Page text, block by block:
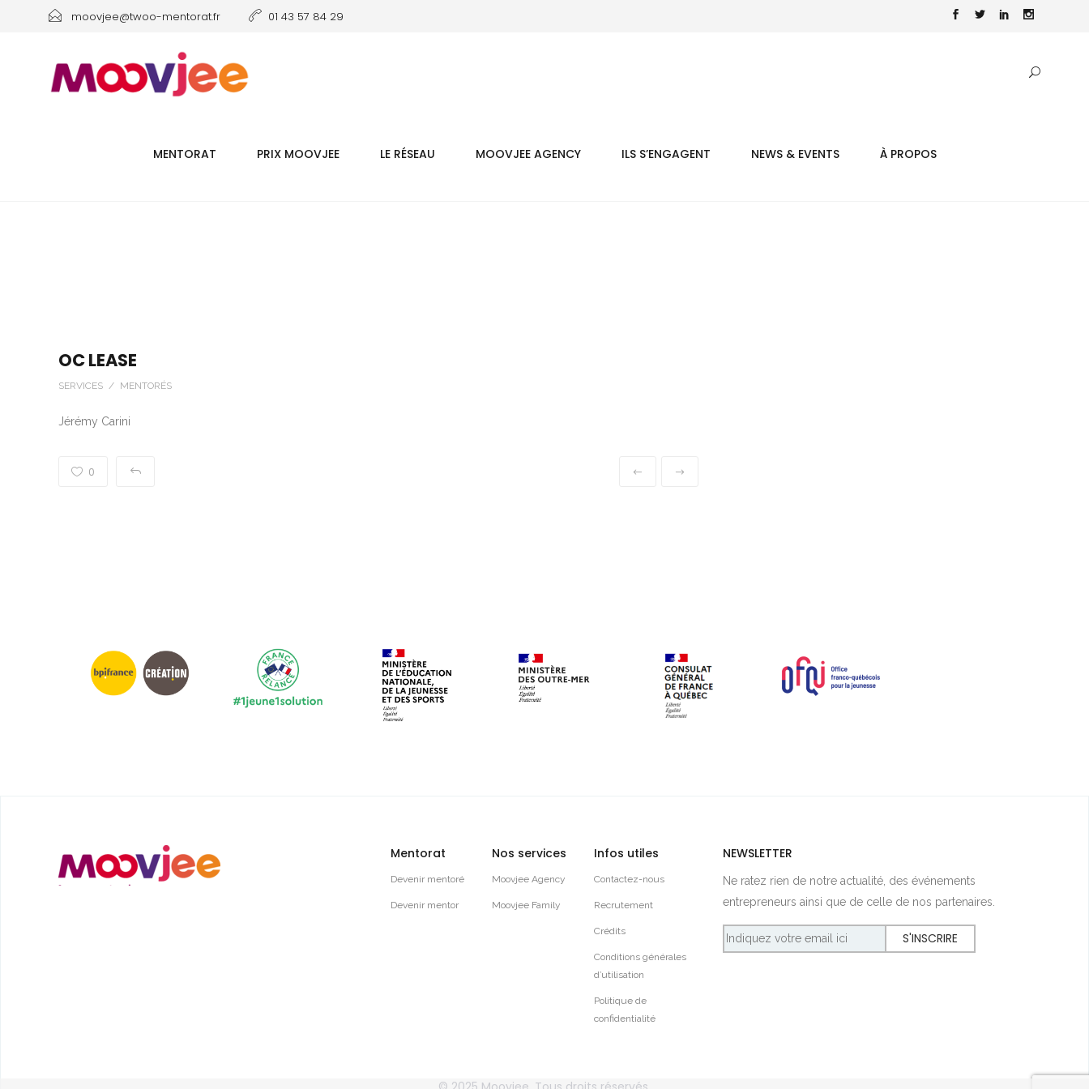
moovjee@twoo-mentorat.fr 01 43 57 84 29
MENTORAT PRIX MOOVJEE LE RÉSEAU MOOVJEE AGENCY ILS S’ENGAGENT NEWS & EVENTS À PROPOS
OC LEASE
SERVICES / MENTORÉS
Jérémy Carini
0
Mentorat
Devenir mentoré
Devenir mentor
Nos services
Moovjee Agency
Moovjee Family
Infos utiles
Contactez-nous
Recrutement
Crédits
Conditions générales
d’utilisation
Politique de
confidentialité
NEWSLETTER
Ne ratez rien de notre actualité, des événements
entrepreneurs ainsi que de celle de nos partenaires.